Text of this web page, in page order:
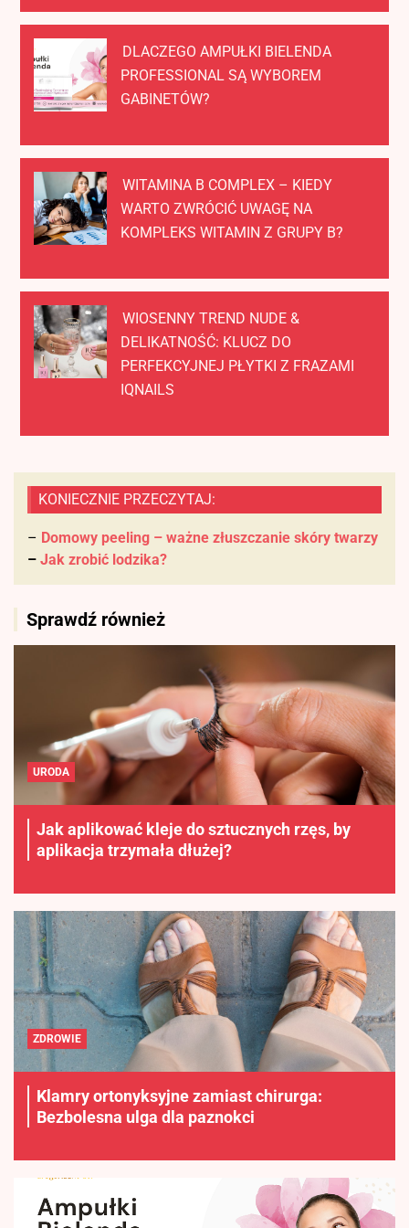
DLACZEGO AMPUŁKI BIELENDA
PROFESSIONAL SĄ WYBOREM
GABINETÓW?
WITAMINA B COMPLEX – KIEDY
WARTO ZWRÓCIĆ UWAGĘ NA
KOMPLEKS WITAMIN Z GRUPY B?
WIOSENNY TREND NUDE &
DELIKATNOŚĆ: KLUCZ DO
PERFEKCYJNEJ PŁYTKI Z FRAZAMI
IQNAILS
KONIECZNIE PRZECZYTAJ:
– Domowy peeling – ważne złuszczanie skóry twarzy
– Jak zrobić lodzika?
Sprawdź również
URODA
Jak aplikować kleje do sztucznych rzęs, by
aplikacja trzymała dłużej?
ZDROWIE
Klamry ortonyksyjne zamiast chirurga:
Bezbolesna ulga dla paznokci